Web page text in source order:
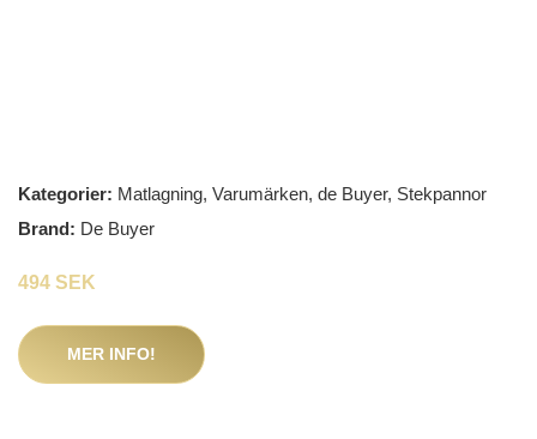
Kategorier: Matlagning, Varumärken, de Buyer, Stekpannor
Brand: De Buyer
494 SEK
MER INFO!